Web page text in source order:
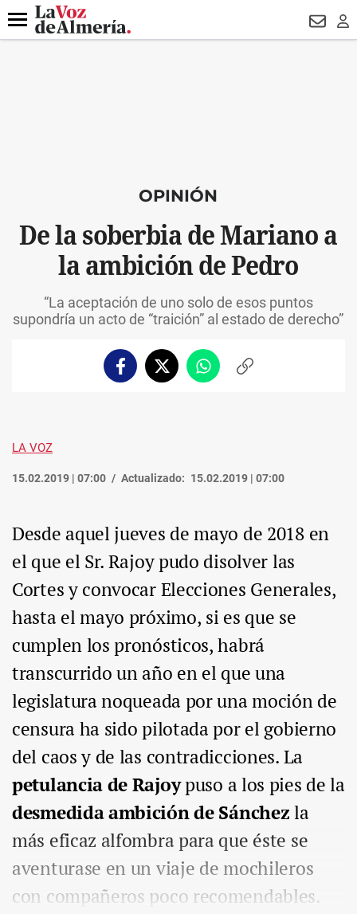
DESTACADO
Menú
OPINIÓN
De la soberbia de Mariano a
la ambición de Pedro
“La aceptación de uno solo de esos puntos
supondría un acto de “traición” al estado de derecho”
FacebookTwitterWhatsappCopiar
LA VOZ
15.02.2019 | 07:00 Actualizado: 15.02.2019 | 07:00
Desde aquel jueves de mayo de 2018 en
el que el Sr. Rajoy pudo disolver las
Cortes y convocar Elecciones Generales,
hasta el mayo próximo, si es que se
cumplen los pronósticos, habrá
transcurrido un año en el que una
legislatura noqueada por una moción de
censura ha sido pilotada por el gobierno
del caos y de las contradicciones. La
petulancia de Rajoypuso a los pies de la
desmedida ambición de Sánchezla
más eficaz alfombra para que éste se
aventurase en un viaje de mochileros
con compañeros poco recomendables.